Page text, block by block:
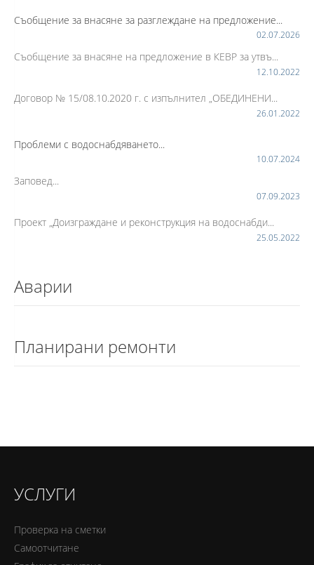
Съобщение за внасяне за разглеждане на предложение...
02.07.2026
Съобщение за внасяне на предложение в КЕВР за утвъ...
12.10.2022
Договор № 15/08.10.2020 г. с изпълнител „ОБЕДИНЕНИ...
26.01.2022
Проблеми с водоснабдяването...
10.07.2024
Заповед...
07.09.2023
Проект „Доизграждане и реконструкция на водоснабди...
25.05.2022
Аварии
Планирани ремонти
УСЛУГИ
Проверка на сметки
Самоотчитане